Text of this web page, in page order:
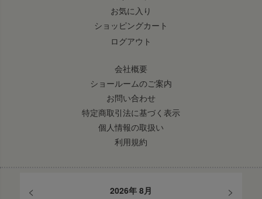
お気に入り
ショッピングカート
ログアウト
会社概要
ショールームのご案内
お問い合わせ
特定商取引法に基づく表示
個人情報の取扱い
利用規約
< 2026年 8月 >